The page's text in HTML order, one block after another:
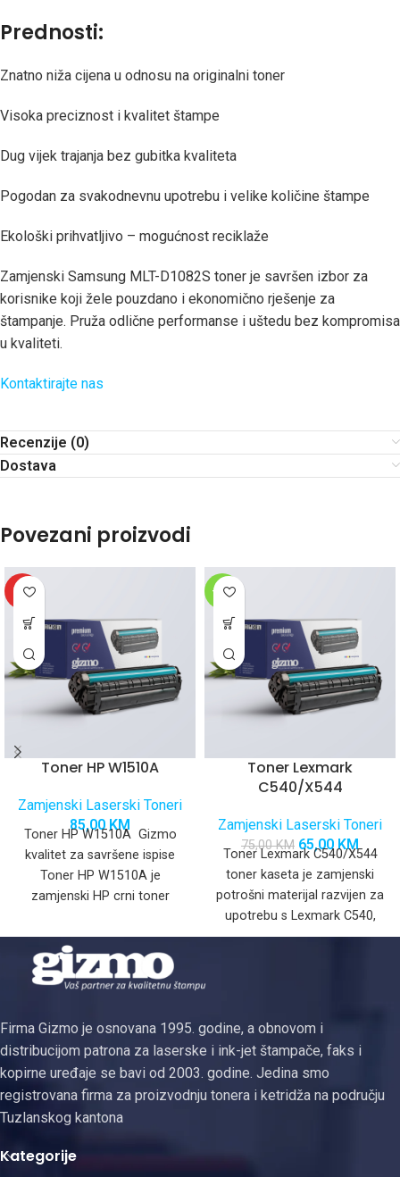
Prednosti:
Znatno niža cijena u odnosu na originalni toner
Visoka preciznost i kvalitet štampe
Dug vijek trajanja bez gubitka kvaliteta
Pogodan za svakodnevnu upotrebu i velike količine štampe
Ekološki prihvatljivo – mogućnost reciklaže
Zamjenski Samsung MLT-D1082S toner je savršen izbor za
korisnike koji žele pouzdano i ekonomično rješenje za
štampanje. Pruža odlične performanse i uštedu bez kompromisa
u kvaliteti.
Kontaktirajte nas
Recenzije (0)
Dostava
Povezani proizvodi
HOT
Toner HP W1510A
Zamjenski Laserski Toneri
85,00KM
Toner HP W1510A Gizmo
kvalitet za savršene ispise
Toner HP W1510A je
zamjenski HP crni toner
-13%
Toner Lexmark
C540/X544
Zamjenski Laserski Toneri
75,00KM 65,00 KM
Toner Lexmark C540/X544
toner kaseta je zamjenski
potrošni materijal razvijen za
upotrebu s Lexmark C540,
C543, C544, X543 i X544
Firma Gizmo je osnovana 1995. godine, a obnovom i
distribucijom patrona za laserske i ink-jet štampače, faks i
kopirne uređaje se bavi od 2003. godine. Jedina smo
registrovana firma za proizvodnju tonera i ketridža na području
Tuzlanskog kantona
Kategorije